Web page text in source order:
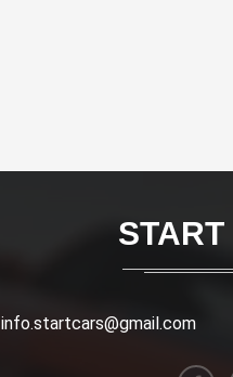
START
info.startcars@gmail.com